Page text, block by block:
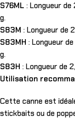
S76ML : Longueur de
g.
S83M : Longueur de
S83MH : Longueur
g.
S83H : Longueur de
Utilisation
Cette canne est
stickbaits ou de